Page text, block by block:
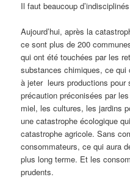
Il faut beaucoup
Aujourd’hui, après la
ce sont plus de 200
qui ont été touchées par les
substances chimiques, ce qui
à jeter leurs productions pour
précaution préconisées par
miel, les cultures, les jardins
une catastrophe écologique
catastrophe agricole. Sans
consommateurs, ce qui aura
plus long terme. Et les
prudents.